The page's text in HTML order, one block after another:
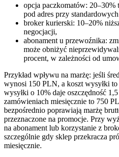
opcja paczkomatów: 20–30%
pod adres przy
broker kurierski: 10–20%
negocjacji,
abonament u przewoźnika:
może obniżyć
procent, w zależności od
Przykład wpływu na marżę: jeśli
wynosi 150 PLN, a koszt wysyłki
wysyłki o 10% daje oszczędność
zamówieniach miesięcznie to 750
bezpośrednio poprawiają marżę
przeznaczone na promocje. Przy
na abonament lub korzystanie z
szczególnie gdy sklep przekracza
miesięcznie.